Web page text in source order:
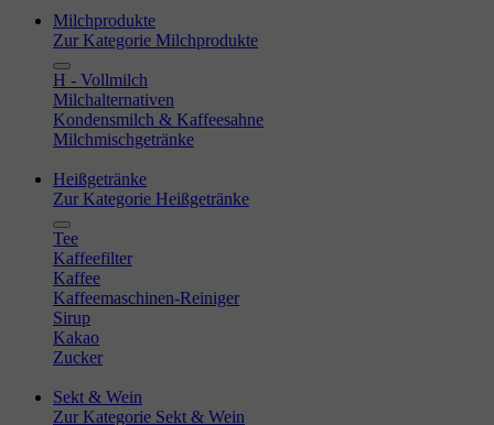
Milchprodukte
Zur Kategorie Milchprodukte
H - Vollmilch
Milchalternativen
Kondensmilch & Kaffeesahne
Milchmischgetränke
Heißgetränke
Zur Kategorie Heißgetränke
Tee
Kaffeefilter
Kaffee
Kaffeemaschinen-Reiniger
Sirup
Kakao
Zucker
Sekt & Wein
Zur Kategorie Sekt & Wein